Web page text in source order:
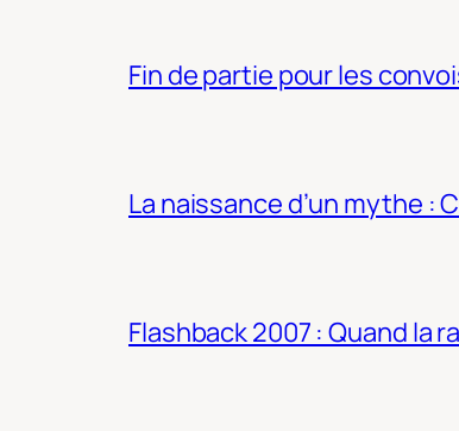
Fin de partie pour les
La naissance d’un mythe :
Flashback 2007 : Quand la